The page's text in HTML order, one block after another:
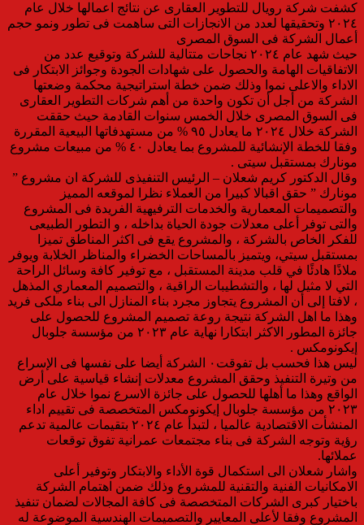
كشفت شركة رويال للتطوير العقارى عن نتائج اعمالها خلال عام
٢٠٢٤ وتحقيقها لعدد من الانجازات التى ساهمت فى تطور ونمو حجم
أعمال الشركة فى السوق المصرى
حيث شهد عام ٢٠٢٤ نجاحات متتالية للشركة وتوقيع عدد من
الاتفاقيات الهامة والحصول على شهادات الجودة وجوائز الابتكار فى
الاداء والاعلى نموا وذلك ضمن خطة استراتيجية محكمة وضعتها
الشركة من أجل أن تكون واحدة من أهم شركات التطوير العقارى
فى السوق المصرى خلال الخمس سنوات القادمة حيث حققت
الشركة خلال ٢٠٢٤ ما يعادل ٩٥ % من مستهدفاتها البيعية المقررة
وفقا للخطة الإنشائية للمشروع بما يعادل ٤٠ % من مبيعات مشروع
مونارك بمستقبل سيتى .
وقال الدكتور كريم شعلان – الرئيس التنفيذى للشركة ان مشروع ”
مونارك ” حقق اقبالا كبيرا من العملاء نظرا لموقعه المميز
والتصميمات المعمارية والخدمات الترفيهية الفريدة فى المشروع
والتى توفر أعلى معدلات جودة الحياة بداخله ، و التطور الطبيعى
للفكر الخاص بالشركة ، والمشروع يقع فى اكثر المناطق تميزا
بمستقبل سيتي، ويتميز بالمساحات الخضراء والمناظر الخلابة ويوفر
ملاذًا هادئًا في قلب مدينة المستقبل ، مع توفير كافة وسائل الراحة
التي لا مثيل لها ، والتشطيبات الراقية ، والتصميم المعماري المذهل
، لافتا إلى أن المشروع يتجاوز مجرد بناء المنازل الى بناء ملكى فريد
وهذا ما اهل الشركة نتيجة روعة تصميم المشروع للحصول على
جائزة المطور الاكثر ابتكارا نهاية عام ٢٠٢٣ من مؤسسة جلوبال
إيكونومكس .
ليس هذا فحسب بل تفوقت٠ الشركة أيضا على نفسها فى الإسراع
من وتيرة التنفيذ وحقق المشروع معدلات إنشاء قياسية على أرض
الواقع وهذا ما أهلها للحصول على جائزة الاسرع نموا خلال عام
٢٠٢٣ من مؤسسة جلوبال إيكونومكس المتخصصة فى تقييم اداء
المنشأت الاقتصادية عالميا ، لتبدأ عام ٢٠٢٤ بتقيمات عالمية تدعم
رؤية وتوجه الشركة فى بناء مجتمعات عمرانية تفوق توقعات
عملائها.
واشار شعلان الى استكمال قوة الأداء والابتكار وتوفير أعلى
الامكانيات الفنية والتقنية للمشروع وذلك ضمن اهتمام الشركة
باختيار كبرى الشركات المتخصصة فى كافة المجالات لضمان تنفيذ
المشروع وفقا لأعلى المعايير والتصميمات الهندسية الموضوعة له